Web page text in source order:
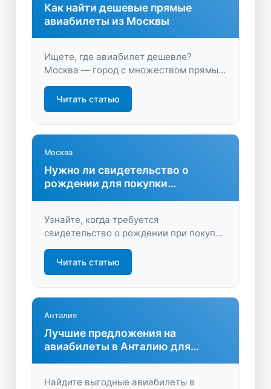
Как найти дешевые прямые
авиабилеты из Москвы
Ищете, где авиабилет дешевле?
Москва — город с множеством прямых
рейсов по лучшей цене! Узнайте, как
легко подобрать выгодный билет и не
переплатить. Откройте для себя
Читать статью
Москва
Нужно ли свидетельство о
рождении для покупки
Узнайте, когда требуется
свидетельство о рождении при покупке
оформить документы и избежать
ошибок при бронировании. Поможем
лишних забот.
Читать статью
Анталия
Лучшие предложения на
авиабилеты в Анталию для
Найдите выгодные авиабилеты в